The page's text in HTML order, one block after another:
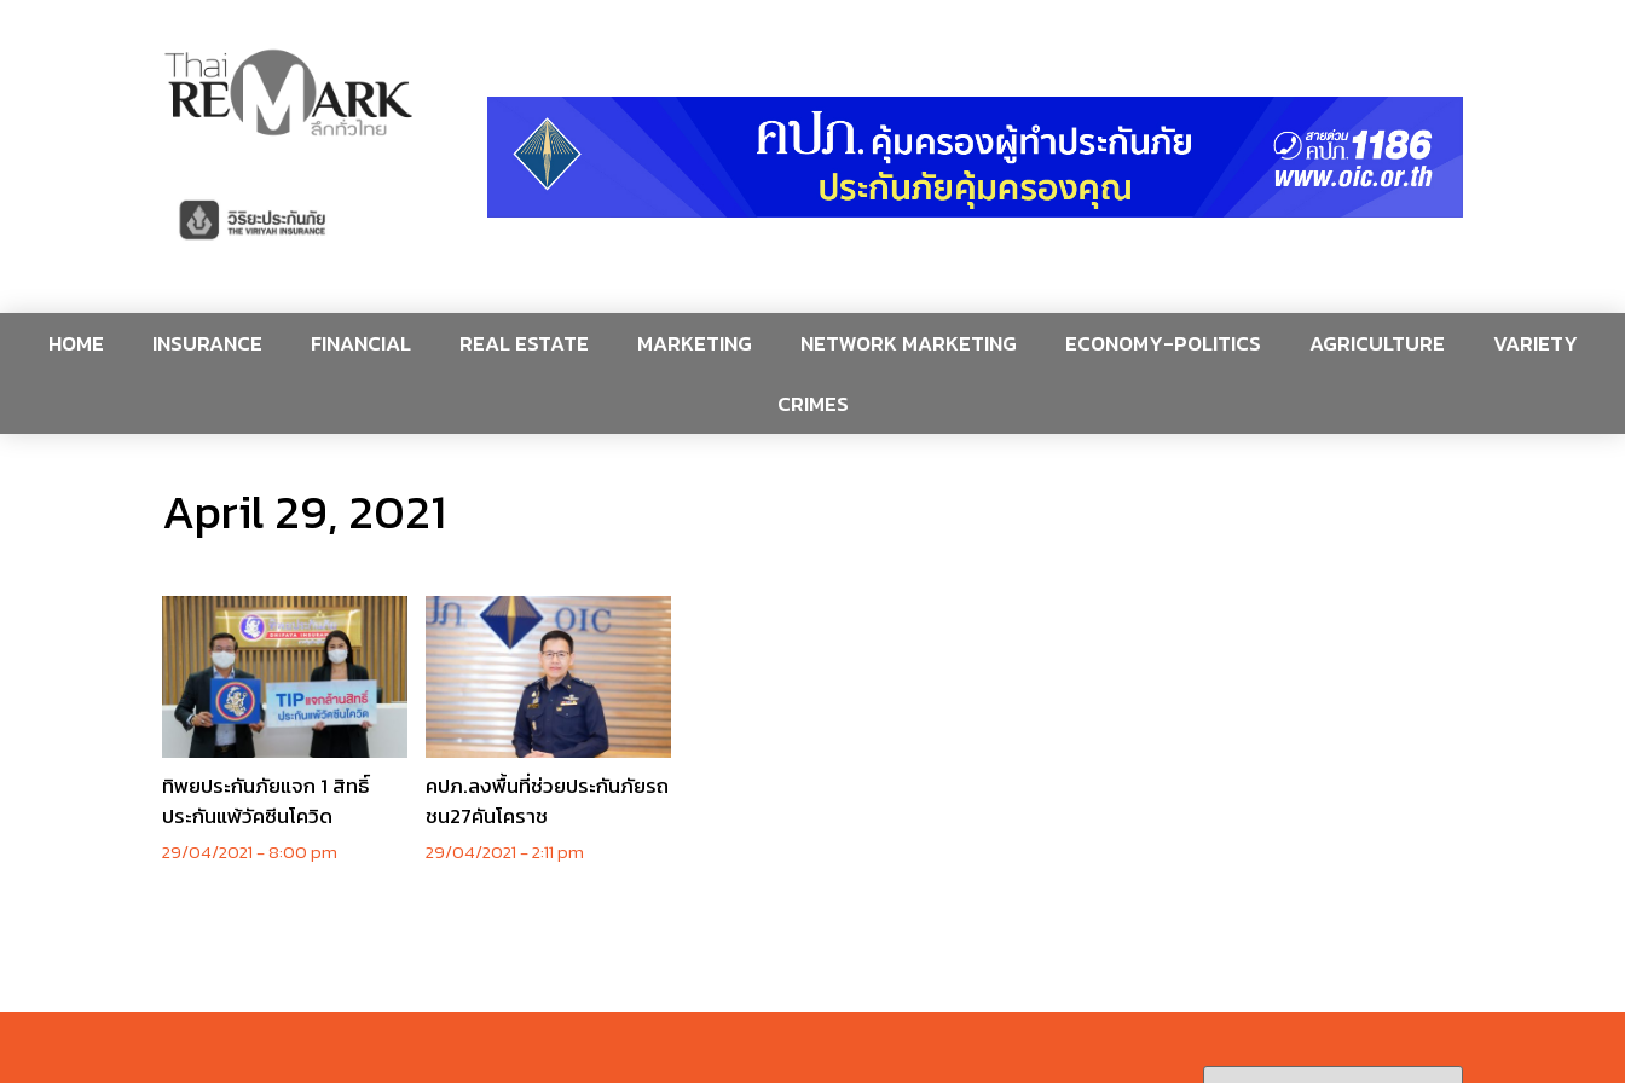
HOME INSURANCE FINANCIAL REAL ESTATE MARKETING NETWORK MARKETING ECONOMY-POLITICS AGRICULTURE
VARIETY
CRIMES
April 29, 2021
ทิพยประกันภัยแจก 1 สิทธิ์
ประกันแพ้วัคซีนโควิด
29/04/2021 8:00 pm
คปภ.ลงพื้นที่ช่วยประกันภัยรถ
ชน27คันโคราช
29/04/2021 2:11 pm